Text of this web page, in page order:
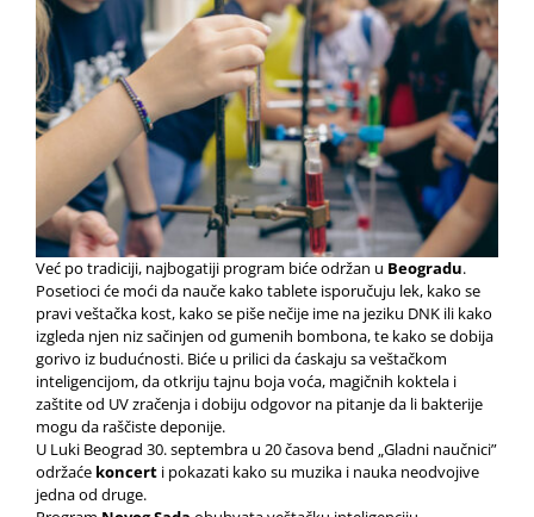
Već po tradiciji, najbogatiji program biće održan u Beogradu.
Posetioci će moći da nauče kako tablete isporučuju lek, kako se
pravi veštačka kost, kako se piše nečije ime na jeziku DNK ili kako
izgleda njen niz sačinjen od gumenih bombona, te kako se dobija
gorivo iz budućnosti. Biće u prilici da ćaskaju sa veštačkom
inteligencijom, da otkriju tajnu boja voća, magičnih koktela i
zaštite od UV zračenja i dobiju odgovor na pitanje da li bakterije
mogu da raščiste deponije.
U Luki Beograd 30. septembra u 20 časova bend „Gladni naučnici”
održaće koncert i pokazati kako su muzika i nauka neodvojive
jedna od druge.